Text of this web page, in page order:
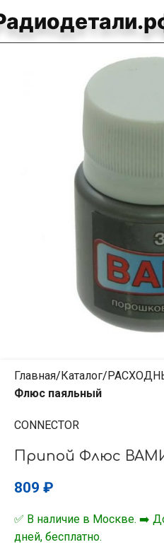
Главная Каталог
Флюс паяльный
CONNECTOR
Припой Флюс
809 ₽
✅ В наличие в Москве. ➡️
дней, бесплатно.